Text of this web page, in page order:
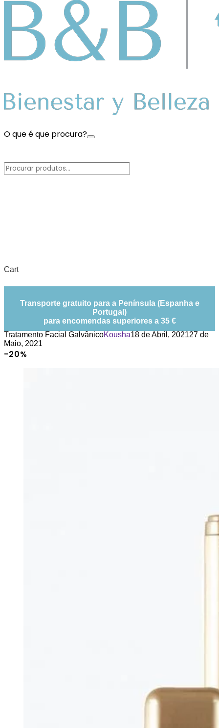
O que é que procura?
Cart
Transporte gratuito para a Península (Espanha e
Portugal)
para encomendas superiores a 35 €
Tratamento Facial GalvânicoKousha18 de Abril, 202127 de
Maio, 2021
-20%